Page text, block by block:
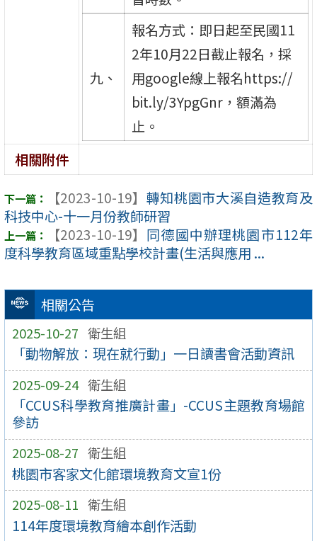
相關公告
2025-10-27 衛生組
「動物解放：現在就行動」一日讀書會活動資訊
2025-09-24 衛生組
「CCUS科學教育推廣計畫」-CCUS主題教育場館
參訪
2025-08-27 衛生組
桃園市客家文化館環境教育文宣1份
2025-08-11 衛生組
114年度環境教育繪本創作活動
九、
報名方式：即日起至民國11
2年10月22日截止報名，採
用google線上報名https://
bit.ly/3YpgGnr，額滿為
止。
相關附件
【2023-10-19】 轉知桃園市大溪自造教育及
科技中心-十一月份教師研習
【2023-10-19】 同德國中辦理桃園市112年
度科學教育區域重點學校計畫(生活與應用 ...